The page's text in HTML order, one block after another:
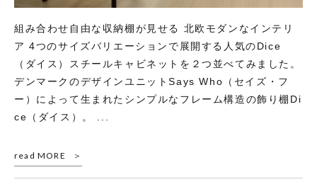
組み合わせ自由な収納棚が見せる 北欧モダンなインテリ
ア 4つのサイズバリエーションで展開する人気のDice
（ダイス）スチールキャビネットを２つ並べてみました。
デンマークのデザインユニットSays Who（セイズ・フ
ー）によって生まれたシンプルなフレーム構造の飾り棚Di
ce（ダイス）。 ...
read MORE